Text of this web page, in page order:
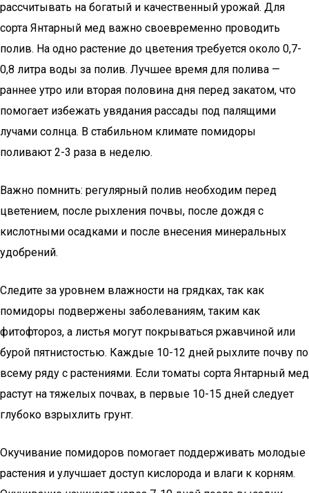
рассчитывать на богатый и качественный урожай. Для
сорта Янтарный мед важно своевременно проводить
полив. На одно растение до цветения требуется около 0,7-
0,8 литра воды за полив. Лучшее время для полива —
раннее утро или вторая половина дня перед закатом, что
помогает избежать увядания рассады под палящими
лучами солнца. В стабильном климате помидоры
поливают 2-3 раза в неделю.
Важно помнить: регулярный полив необходим перед
цветением, после рыхления почвы, после дождя с
кислотными осадками и после внесения минеральных
удобрений.
Следите за уровнем влажности на грядках, так как
помидоры подвержены заболеваниям, таким как
фитофтороз, а листья могут покрываться ржавчиной или
бурой пятнистостью. Каждые 10-12 дней рыхлите почву по
всему ряду с растениями. Если томаты сорта Янтарный мед
растут на тяжелых почвах, в первые 10-15 дней следует
глубоко взрыхлить грунт.
Окучивание помидоров помогает поддерживать молодые
растения и улучшает доступ кислорода и влаги к корням.